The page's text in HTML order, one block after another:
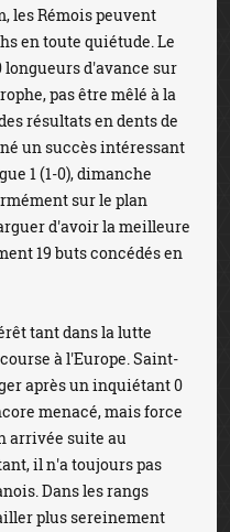
les Rémois peuvent
en toute quiétude. Le
longueurs d'avance sur
pas être mêlé à la
résultats en dents de
un succès intéressant
1 (1-0), dimanche
sur le plan
d'avoir la meilleure
19 buts concédés en
tant dans la lutte
à l'Europe. Saint-
après un inquiétant 0
menacé, mais force
arrivée suite au
il n'a toujours pas
Dans les rangs
plus sereinement